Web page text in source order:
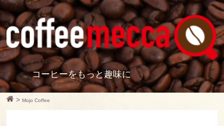
コーヒーをもっと趣味に
>Mojo Coffee